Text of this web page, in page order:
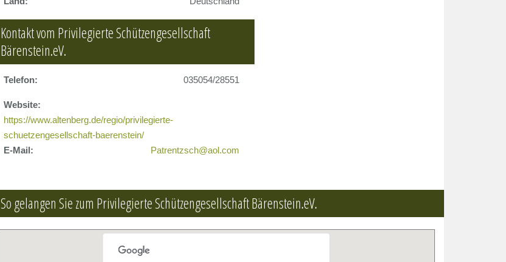
Kontakt vom Privilegierte Schützengesellschaft
Bärenstein.eV.
Telefon: 035054/28551
Website:
https://www.altenberg.de/regio/privilegierte-
schuetzengesellschaft-baerenstein/
E-Mail:
Patrentzsch@aol.com
So gelangen Sie zum Privilegierte Schützengesellschaft Bärenstein.eV.